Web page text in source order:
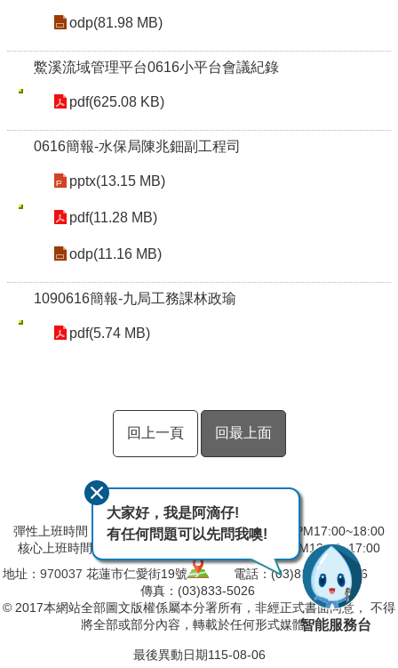
odp(81.98 MB)
鱉溪流域管理平台0616小平台會議紀錄
pdf(625.08 KB)
0616簡報-水保局陳兆鈿副工程司
pptx(13.15 MB)
pdf(11.28 MB)
odp(11.16 MB)
1090616簡報-九局工務課林政瑜
pdf(5.74 MB)
回上一頁 回最上面
彈性上班時間：AM8:00~09:00 彈性下班時間：PM17:00~18:00
核心上班時間：星期一 ~ 星期五 AM09:00~12:30 PM13:30~17:00
地址： 970037 花蓮市仁愛街19號
電話：(03)832-5103～6
傳真：(03)833-5026
© 2017本網站全部圖文版權係屬本分署所有，非經正式書面同意， 不得
將全部或部分內容，轉載於任何形式媒體。
最後異動日期115-08-06
大家好，我是阿滴仔!
有任何問題可以先問我噢!
智能服務台